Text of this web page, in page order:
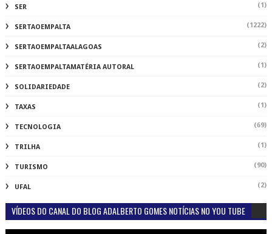
SER (1)
SERTAOEMPALTA (1222)
SERTAOEMPALTAALAGOAS (2)
SERTAOEMPALTAMATÉRIA AUTORAL (1)
SOLIDARIEDADE (2)
TAXAS (1)
TECNOLOGIA (69)
TRILHA (1)
TURISMO (90)
UFAL (2)
VÍDEOS DO CANAL DO BLOG ADALBERTO GOMES NOTÍCIAS NO YOU TUBE